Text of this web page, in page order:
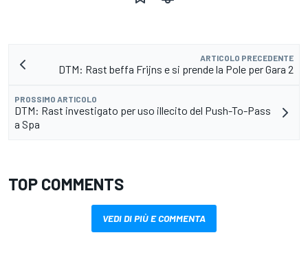
ARTICOLO PRECEDENTE
DTM: Rast beffa Frijns e si prende la Pole per Gara 2
PROSSIMO ARTICOLO
DTM: Rast investigato per uso illecito del Push-To-Pass
a Spa
TOP COMMENTS
VEDI DI PIÙ E COMMENTA